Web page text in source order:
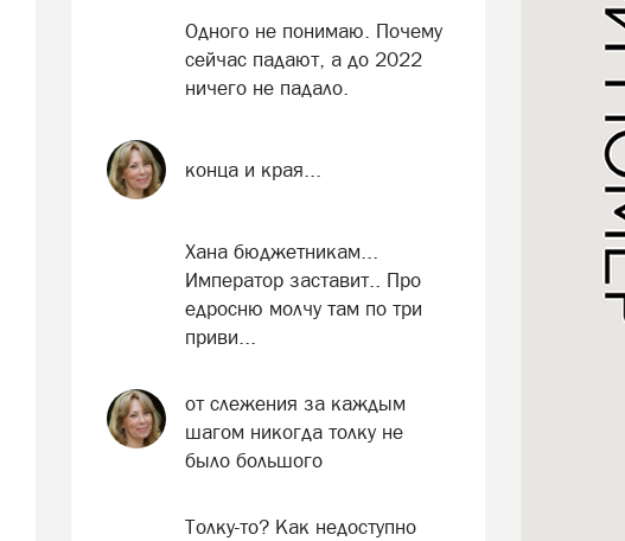
Одного не понимаю. Почему
сейчас падают, а до 2022
ничего не падало.
конца и края...
Хана бюджетникам...
Император заставит.. Про
едросню молчу там по три
приви...
от слежения за каждым
шагом никогда толку не
было большого
Толку-то? Как недоступно